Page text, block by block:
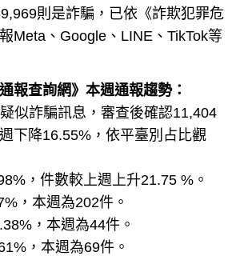
則是詐騙，已依《詐欺犯罪危
Meta、Google、LINE、TikTok等
報查詢網》本週通報趨勢：
似詐騙訊息，審查後確認11,404
下降16.55%，依平臺別占比觀
，件數較上週上升21.75 %。
，本週為202件。
，本週為44件。
，本週為69件。